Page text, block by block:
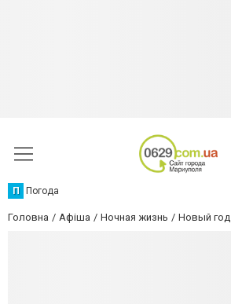
П Погода
Головна Афіша Ночная жизнь Новый год